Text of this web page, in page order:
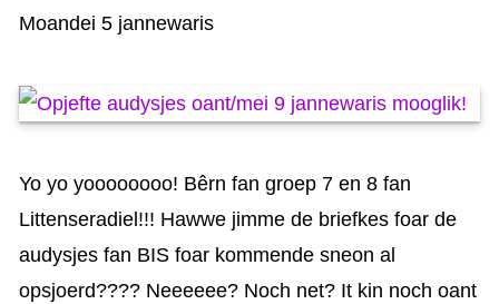
Moandei 5 jannewaris
Yo yo yoooooooo! Bêrn fan groep 7 en 8 fan
Littenseradiel!!! Hawwe jimme de briefkes foar de
audysjes fan BIS foar kommende sneon al
opsjoerd???? Neeeeee? Noch net? It kin noch oant